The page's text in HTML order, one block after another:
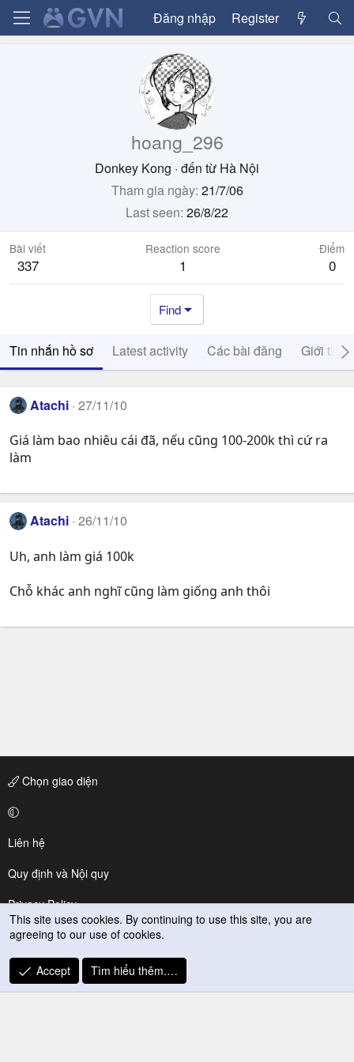
Đăng nhập Register
hoang_296
Donkey Kong · đến từ Hà Nội
Tham gia ngày 21/7/06
Last seen 26/8/22
Bài viết
337
Reaction score
1
Điểm
0
Find
Tin nhắn hồ sơ Latest activity Các bài đăng Giới thiệu
Atachi 27/11/10
Giá làm bao nhiêu cái đã, nếu cũng 100-200k thì cứ ra
làm
Atachi 26/11/10
Uh, anh làm giá 100k
Chỗ khác anh nghĩ cũng làm giống anh thôi
Chọn giao diện
Liên hệ
Quy định và Nội quy
Privacy Policy
Trợ giúp
R
S
This site uses cookies. By continuing to use this site, you are
agreeing to our use of cookies.
Accept Tìm hiểu thêm.…